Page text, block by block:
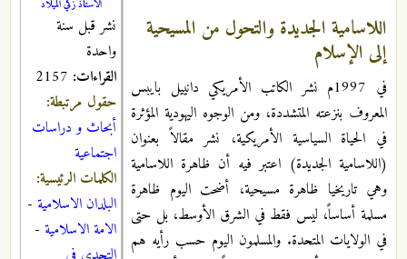
الأستاذ زكي الميلاد
نشر قبل سنة
واحدة
القراءات:
حقول مرتبطة:
أبحاث و دراسات
اجتماعية
الكلمات الرئيسية:
البلدان الاسلامية -
الامة الاسلامية -
اللاسامية الجديدة والتحول من المسيحية
إلى الإسلام
في 1997م نشر الكاتب الأمريكي دانييل بايبس
المعروف بنزعته المتشددة، ومن الوجوه اليهودية المؤثرة
في الحياة السياسية الأمريكية، نشر مقالاً بعنوان
(اللاسامية الجديدة) اعتبر فيه أن ظاهرة اللاسامية
وهي تاريخيا ظاهرة مسيحية، أضحت اليوم ظاهرة
مسلمة أساساً، ليس فقط في الشرق الأوسط، بل حتى
في الولايات المتحدة. والمسلمون اليوم حسب رأيه هم